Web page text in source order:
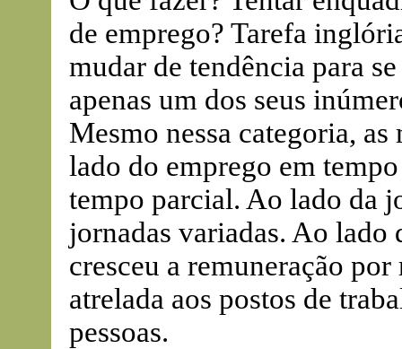
de emprego? Tarefa
mudar de tendência para
apenas um dos seus
Mesmo nessa categoria,
lado do emprego em
tempo parcial. Ao lado da
jornadas variadas. Ao lado
cresceu a remuneração
atrelada aos postos de
pessoas.